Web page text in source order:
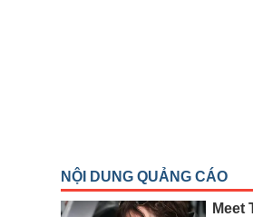
VS-SECTOR
NĂNG LƯỢNG